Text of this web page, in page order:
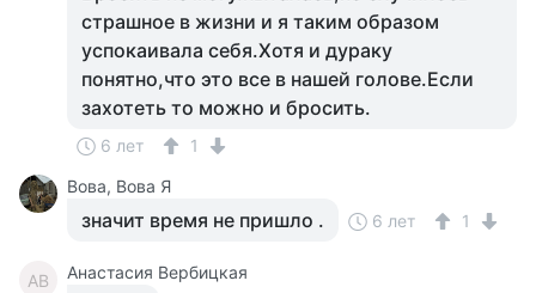
страшное в жизни и я таким образом
успокаивала себя.Хотя и дураку
понятно,что это все в нашей голове.Если
захотеть то можно и бросить.
6 лет
1
Вова, Вова Я
значит время не пришло . 6 лет 1
АВ Анастасия Вербицкая